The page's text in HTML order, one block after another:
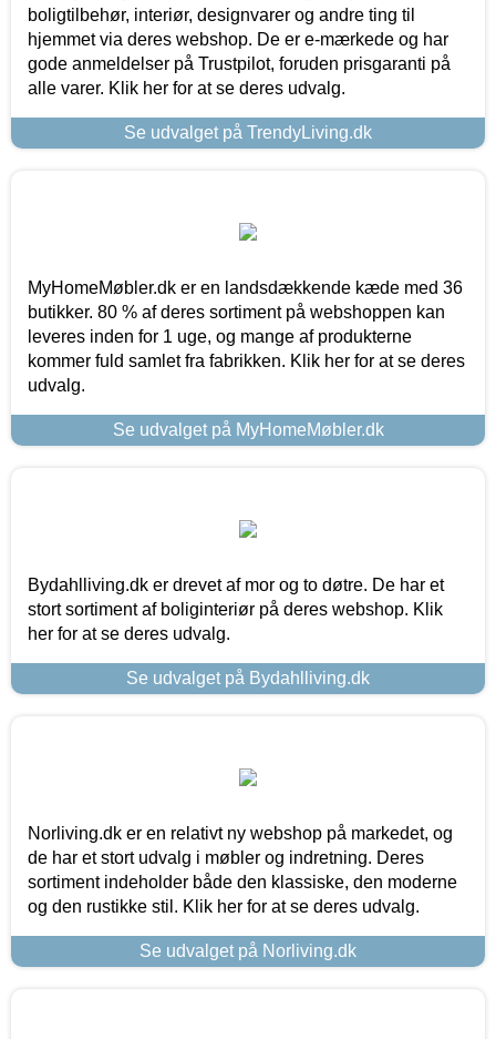
boligtilbehør, interiør, designvarer og andre ting til
hjemmet via deres webshop. De er e-mærkede og har
gode anmeldelser på Trustpilot, foruden prisgaranti på
alle varer. Klik her for at se deres udvalg.
Se udvalget på TrendyLiving.dk
MyHomeMøbler.dk er en landsdækkende kæde med 36
butikker. 80 % af deres sortiment på webshoppen kan
leveres inden for 1 uge, og mange af produkterne
kommer fuld samlet fra fabrikken. Klik her for at se deres
udvalg.
Se udvalget på MyHomeMøbler.dk
Bydahlliving.dk er drevet af mor og to døtre. De har et
stort sortiment af boliginteriør på deres webshop. Klik
her for at se deres udvalg.
Se udvalget på Bydahlliving.dk
Norliving.dk er en relativt ny webshop på markedet, og
de har et stort udvalg i møbler og indretning. Deres
sortiment indeholder både den klassiske, den moderne
og den rustikke stil. Klik her for at se deres udvalg.
Se udvalget på Norliving.dk